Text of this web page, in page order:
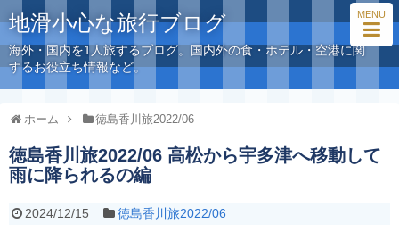
MENU
地滑小心な旅行ブログ
海外・国内を1人旅するブログ。国内外の食・ホテル・空港に関
するお役立ち情報など。
ホーム 徳島香川旅2022/06
徳島香川旅2022/06 高松から宇多津へ移動して
雨に降られるの編
2024/12/15 徳島香川旅2022/06